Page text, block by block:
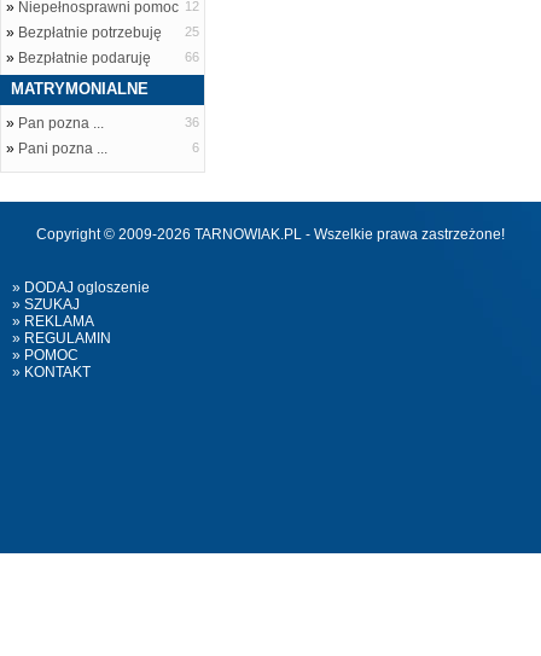
» Niepełnosprawni pomoc 12
» Bezpłatnie potrzebuję 25
» Bezpłatnie podaruję 66
MATRYMONIALNE
» Pan pozna ... 36
» Pani pozna ... 6
Copyright © 2009-2026 TARNOWIAK.PL - Wszelkie prawa zastrzeżone!
» DODAJ ogloszenie
» SZUKAJ
» REKLAMA
» REGULAMIN
» POMOC
» KONTAKT